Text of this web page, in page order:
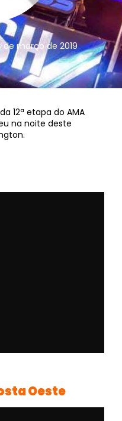
de março de 2019
12ª etapa do AMA
na noite deste
Oeste